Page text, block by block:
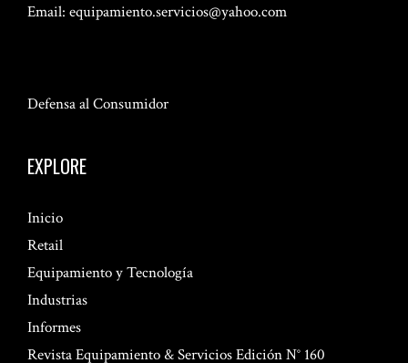
Email: equipamiento.servicios@yahoo.com
Defensa al Consumidor
EXPLORE
Inicio
Retail
Equipamiento y Tecnología
Industrias
Informes
Revista Equipamiento & Servicios Edición N° 160